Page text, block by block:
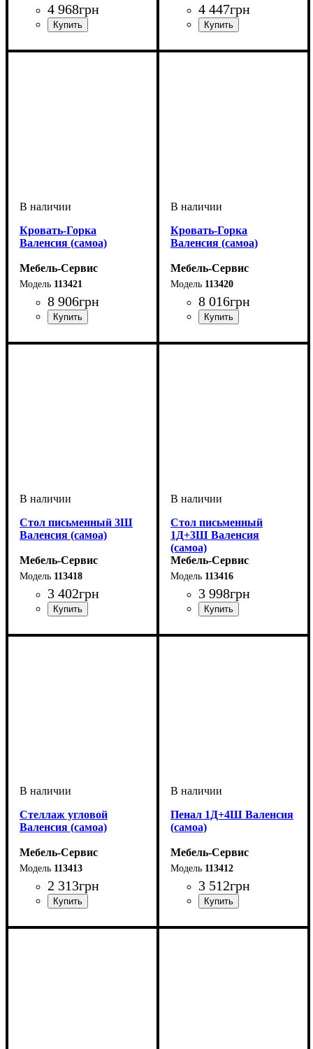
4 968грн 4 447грн
Кровать-Горка
Валенсия (самоа)
Мебель-Сервис
113421
8 906грн
Кровать-Горка
Валенсия (самоа)
Мебель-Сервис
113420
8 016грн
Стол письменный 3Ш
Валенсия (самоа)
Мебель-Сервис
113418
3 402грн
Стол письменный
1Д+3Ш Валенсия
(самоа)
Мебель-Сервис
113416
3 998грн
Стеллаж угловой
Валенсия (самоа)
Мебель-Сервис
113413
2 313грн
Пенал 1Д+4Ш Валенсия
(самоа)
Мебель-Сервис
113412
3 512грн